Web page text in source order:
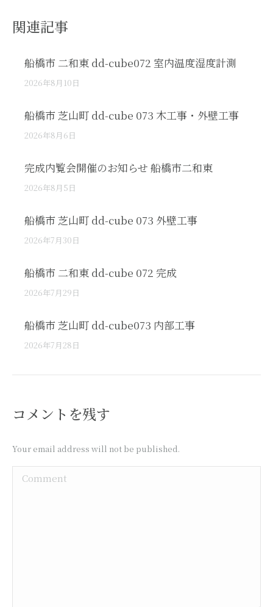
関連記事
船橋市 二和東 dd-cube072 室内温度湿度計測
2026年8月10日
船橋市 芝山町 dd-cube 073 木工事・外壁工事
2026年8月6日
完成内覧会開催のお知らせ 船橋市二和東
2026年8月5日
船橋市 芝山町 dd-cube 073 外壁工事
2026年7月30日
船橋市 二和東 dd-cube 072 完成
2026年7月29日
船橋市 芝山町 dd-cube073 内部工事
2026年7月28日
コメントを残す
Your email address will not be published.
Comment